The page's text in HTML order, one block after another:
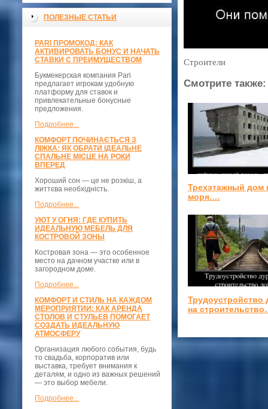
ПОЛЕЗНЫЕ СТАТЬИ
PARI ПРОМОКОД: КАК
АКТИВИРОВАТЬ БОНУС И НАЧАТЬ
СТАВКИ С ПРЕИМУЩЕСТВОМ
Букмекерская компания Pari
предлагает игрокам удобную
платформу для ставок и
привлекательные бонусные
предложения.
Подробнее...
КОМФОРТ ПОЧИНАЄТЬСЯ З
ЛІЖКА: ЯК ОБРАТИ ІДЕАЛЬНЕ
СПАЛЬНЕ МІСЦЕ НА РОКИ
ВПЕРЕД
Хороший сон — це не розкіш, а
життєва необхідність.
Подробнее...
УЮТ У ОГНЯ: ГДЕ КУПИТЬ
ИДЕАЛЬНУЮ МЕБЕЛЬ ДЛЯ
КОСТРОВОЙ ЗОНЫ
Костровая зона — это особенное
место на дачном участке или в
загородном доме.
Подробнее...
КОМФОРТ И СТИЛЬ НА КАЖДОМ
МЕРОПРИЯТИИ: КАК АРЕНДА
СТОЛОВ И СТУЛЬЕВ ПОМОГАЕТ
СОЗДАТЬ ИДЕАЛЬНУЮ
АТМОСФЕРУ
Организация любого события, будь
то свадьба, корпоратив или
выставка, требует внимания к
деталям, и одно из важных решений
— это выбор мебели.
Подробнее...
Строители
Смотрите также:
Трехэтажный дом
моря.…
Трудоустройство
на